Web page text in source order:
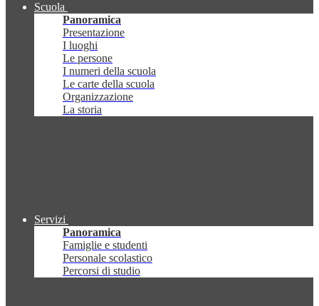
Scuola
Panoramica
Presentazione
I luoghi
Le persone
I numeri della scuola
Le carte della scuola
Organizzazione
La storia
Servizi
Panoramica
Famiglie e studenti
Personale scolastico
Percorsi di studio